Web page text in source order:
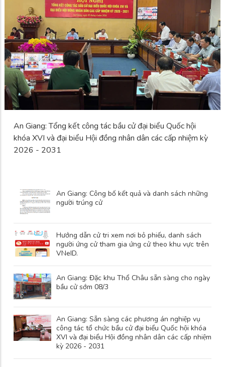
An Giang: Tổng kết công tác bầu cử đại biểu Quốc hội
khóa XVI và đại biểu Hội đồng nhân dân các cấp nhiệm kỳ
2026 - 2031
An Giang: Công bố kết quả và danh sách những
người trúng cử
Hướng dẫn cử tri xem nơi bỏ phiếu, danh sách
người ứng cử tham gia ứng cử theo khu vực trên
VNeID.
An Giang: Đặc khu Thổ Châu sẵn sàng cho ngày
bầu cử sớm 08/3
An Giang: Sẵn sàng các phương án nghiệp vụ
công tác tổ chức bầu cử đại biểu Quốc hội khóa
XVI và đại biểu Hội đồng nhân dân các cấp nhiệm
kỳ 2026 - 2031